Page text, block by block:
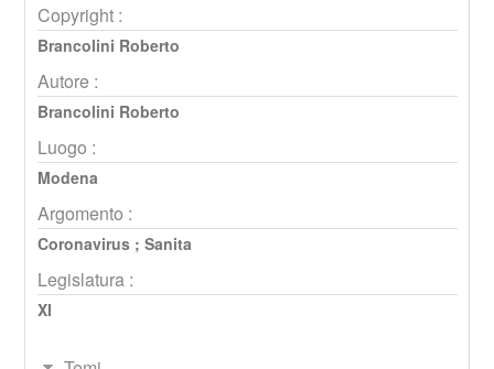
Copyright :
Brancolini Roberto
Autore :
Brancolini Roberto
Luogo :
Modena
Argomento :
Coronavirus; Sanita
Legislatura :
XI